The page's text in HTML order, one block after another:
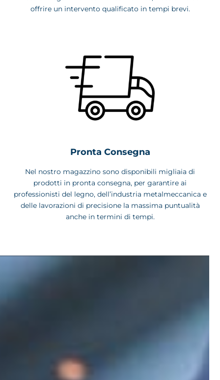
offrire un intervento qualificato in tempi brevi.
Pronta Consegna
Nel nostro magazzino sono disponibili migliaia di
prodotti in pronta consegna, per garantire ai
professionisti del legno, dell’industria metalmeccanica e
delle lavorazioni di precisione la massima puntualità
anche in termini di tempi.